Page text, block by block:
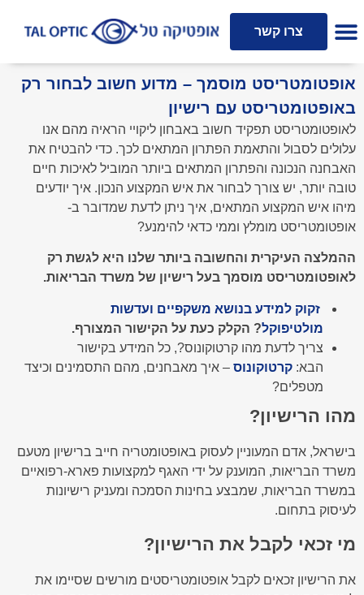
צרו קשר
אופטומטריסט מוסמך – מדוע חשוב לבחור רק
באופטומטריסט עם רישיון
לאופטומטריסט תפקיד חשוב באבחון ליקויי הראיה מהם אנו
עלולים לסבול והתאמת הפתרון המתאים לכך. כדי להבטיח את
האבחנה הנכונה והפתרון המתאים ביותר המוביל לאיכות חיים
טובה יותר, יש צורך לבחור את איש המקצוע הנכון. איך יודעים
מיהו איש המקצוע המתאים, איך ניתן לדעת שמדובר ב-
אופטומטריסט מומלץ וממי כדאי להימנע?
ההמלצה העיקרית והחשובה ביותר שלנו היא לגשת רק
לאופטומטריסט מוסמך בעל רישיון של משרד הבריאות.
זקוק למידע בנושא משקפיים ועדשות
מולטיפוקל? הקלק כעת על הקישור המצורף.
צריך לדעת מהו קרטוקונוס?, כל המידע בקישור
הבא: קרטוקונוס – איך מאבחנים, מהם התסמינים וכיצד
מטפלים?
מהו הרישיון?
בישראל, אדם המעוניין לעסוק באופטומטריה חייב ברישיון מטעם
משרד הבריאות, המוענק על ידי האגף למקצועות פארא-רפואיים
במשרד הבריאות, שמבצע בחינות הסמכה ומעניק רישיונות
לעיסוק בתחום.
מי זכאי לקבל את הרישיון?
את הרישיון זכאים לקבל אופטומטריסטים מורשים שסיימו את